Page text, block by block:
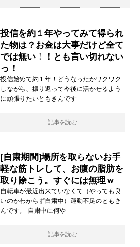
投信を約１年やってみて得られ
た物は？お金は大事だけど全て
では無い！！とも言い切れない
っ！
投信始めて約１年！どうなったかワクワク
しながら、振り返って今後に活かせるよう
に頑張りたいともきんです
記事を読む
[自粛期間]場所を取らないお手
軽な筋トレして、お腹の脂肪を
取り除こう。すぐには無理ｗ
自転車が最近出来ていなくて（やっても良
いのかわからず自粛中）運動不足のともき
んです。 自粛中に何や
記事を読む